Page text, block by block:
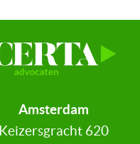
Amsterdam
Keizersgracht 620